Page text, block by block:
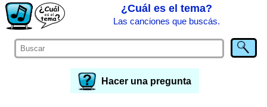
¿Cuál es el tema?
Las canciones que buscás.
Hacer una pregunta